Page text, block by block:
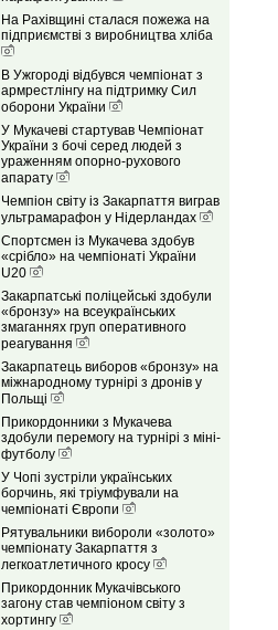
На Рахівщині сталася пожежа на
підприємстві з виробництва хліба
В Ужгороді відбувся чемпіонат з
армрестлінгу на підтримку Сил
оборони України
У Мукачеві стартував Чемпіонат
України з бочі серед людей з
ураженням опорно-рухового
апарату
Чемпіон світу із Закарпаття виграв
ультрамарафон у Нідерландах
Спортсмен із Мукачева здобув
«срібло» на чемпіонаті України
U20
Закарпатські поліцейські здобули
«бронзу» на всеукраїнських
змаганнях груп оперативного
реагування
Закарпатець виборов «бронзу» на
міжнародному турнірі з дронів у
Польщі
Прикордонники з Мукачева
здобули перемогу на турнірі з міні-
футболу
У Чопі зустріли українських
борчинь, які тріумфували на
чемпіонаті Європи
Рятувальники вибороли «золото»
чемпіонату Закарпаття з
легкоатлетичного кросу
Прикордонник Мукачівського
загону став чемпіоном світу з
хортингу